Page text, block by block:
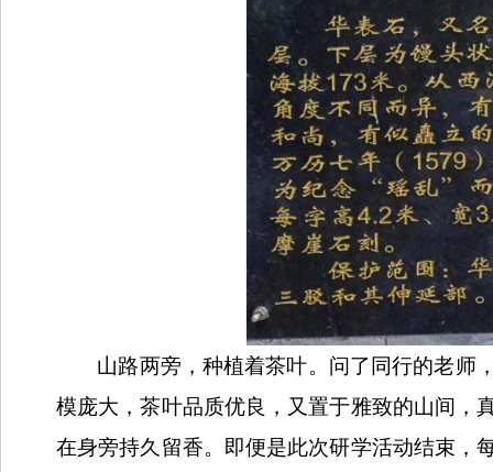
山路两旁，种植着茶叶。问了同行的老师
模庞大，茶叶品质优良，又置于雅致的山间，
在身旁持久留香。即便是此次研学活动结束，